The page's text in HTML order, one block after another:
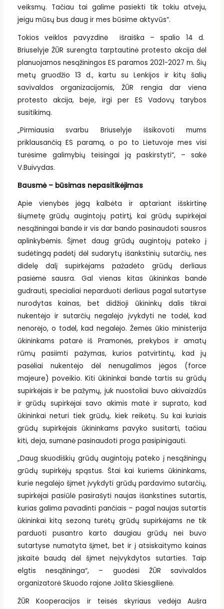
veiksmų. Tačiau tai galime pasiekti tik tokiu atveju,
jeigu mūsų bus daug ir mes būsime aktyvūs“.
Tokios veiklos pavyzdinė išraiška – spalio 14 d.
Briuselyje ŽŪR surengta tarptautinė protesto akcija dėl
planuojamos nesąžiningos ES paramos 2021-2027 m. Šių
metų gruodžio 13 d., kartu su Lenkijos ir kitų šalių
savivaldos organizacijomis, ŽŪR rengia dar viena
protesto akcija, beje, irgi per ES Vadovų tarybos
susitikimą.
„Pirmiausia svarbu Briuselyje išsikovoti mums
priklausančią ES paramą, o po to Lietuvoje mes visi
turėsime galimybių teisingai ją paskirstyti“, – sakė
V.Buivydas.
Bausmė – būsimas nepasitikėjimas
Apie vienybės jėgą kalbėta ir aptariant išskirtinę
šiųmetę grūdų augintojų patirtį, kai grūdų supirkėjai
nesąžiningai bandė ir vis dar bando pasinaudoti sausros
aplinkybėmis. Šįmet daug grūdų augintojų pateko į
sudėtingą padėtį dėl sudarytų išankstinių sutarčių, nes
didelę dalį supirkėjams pažadėto grūdų derliaus
pasiėmė sausra. Gal vienas kitas ūkininkas bandė
gudrauti, specialiai neparduoti derliaus pagal sutartyse
nurodytas kainas, bet didžioji ūkininkų dalis tikrai
nukentėjo ir sutarčių negalėjo įvykdyti ne todėl, kad
nenorėjo, o todėl, kad negalėjo. Žemės ūkio ministerija
ūkininkams patarė iš Pramonės, prekybos ir amatų
rūmų pasiimti pažymas, kurios patvirtintų, kad jų
pasėliai nukentėjo dėl nenugalimos jėgos (force
majeure) poveikio. Kiti ūkininkai bandė tartis su grūdų
supirkėjais ir be pažymų, juk nuostoliai buvo akivaizdūs
ir grūdų supirkėjai savo akimis matė ir suprato, kad
ūkininkai neturi tiek grūdų, kiek reikėtų. Su kai kuriais
grūdų supirkėjais ūkininkams pavyko susitarti, tačiau
kiti, deja, sumanė pasinaudoti proga pasipinigauti.
„Daug skuodiškių grūdų augintojų pateko į nesąžiningų
grūdų supirkėjų spąstus. Štai kai kuriems ūkininkams,
kurie negalėjo šįmet įvykdyti grūdų pardavimo sutarčių,
supirkėjai pasiūlė pasirašyti naujas išankstines sutartis,
kurias galima pavadinti pančiais – pagal naujas sutartis
ūkininkai kitą sezoną turėtų grūdų supirkėjams ne tik
parduoti pusantro karto daugiau grūdų nei buvo
sutartyse numatyta šįmet, bet ir į atsiskaitymo kainas
įskaitė baudą dėl šįmet neįvykdytos sutarties. Taip
elgtis nesąžininga“, – guodėsi ŽŪR savivaldos
organizatorė Skuodo rajone Jolita Skiesgilienė.
ŽŪR Kooperacijos ir teisės skyriaus vedėja Aušra